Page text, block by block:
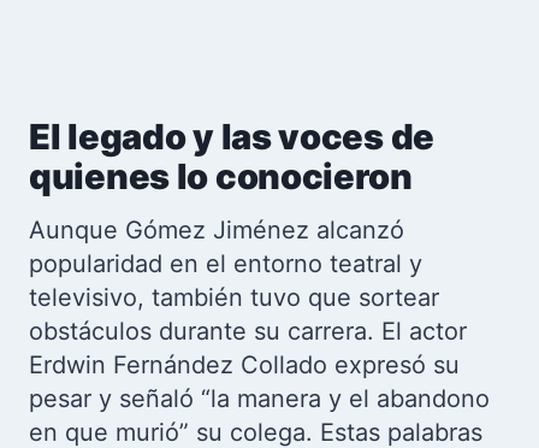
El legado y las voces de
quienes lo conocieron
Aunque Gómez Jiménez alcanzó
popularidad en el entorno teatral y
televisivo, también tuvo que sortear
obstáculos durante su carrera. El actor
Erdwin Fernández Collado expresó su
pesar y señaló “la manera y el abandono
en que murió” su colega. Estas palabras